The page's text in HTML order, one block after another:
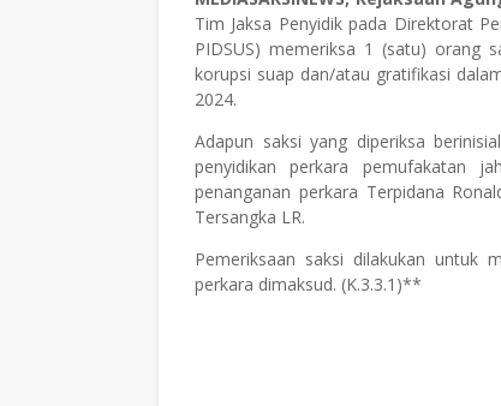
Tim Jaksa Penyidik pada Direktorat
PIDSUS) memeriksa 1 (satu) orang
korupsi suap dan/atau gratifikasi
2024.
Adapun saksi yang diperiksa
penyidikan perkara pemufakatan
penanganan perkara Terpidana
Tersangka LR.
Pemeriksaan saksi dilakukan untuk
perkara dimaksud. (K.3.3.1)**